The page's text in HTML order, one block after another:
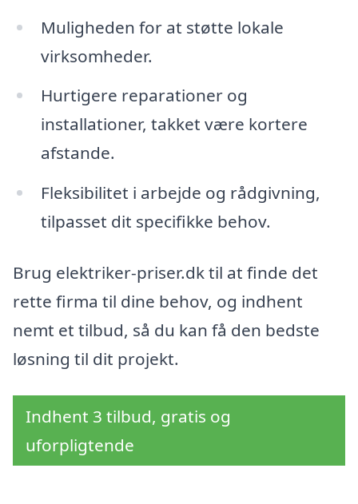
Muligheden for at støtte lokale
virksomheder.
Hurtigere reparationer og
installationer, takket være kortere
afstande.
Fleksibilitet i arbejde og rådgivning,
tilpasset dit specifikke behov.
Brug elektriker-priser.dk til at finde det
rette firma til dine behov, og indhent
nemt et tilbud, så du kan få den bedste
løsning til dit projekt.
Indhent 3 tilbud, gratis og
uforpligtende